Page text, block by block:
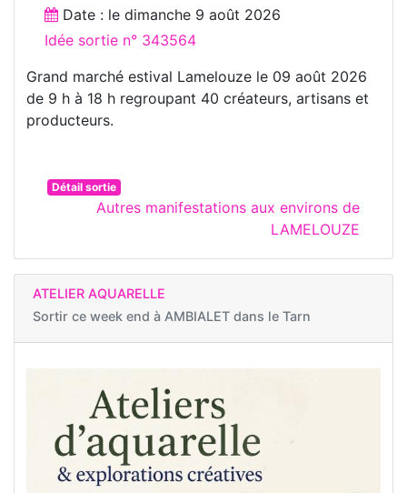
Date : le dimanche 9 août 2026
Idée sortie n° 343564
Grand marché estival Lamelouze le 09 août 2026
de 9 h à 18 h regroupant 40 créateurs, artisans et
producteurs.
Détail sortie
Autres manifestations aux environs de
LAMELOUZE
ATELIER AQUARELLE
Sortir ce week end à AMBIALET dans le Tarn